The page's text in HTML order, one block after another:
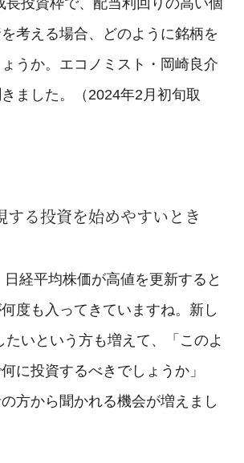
考える場合、どのように銘柄を
うか。エコノミスト・岡崎良介
ました。（2024年2月初旬取
する投資を始めやすいとき
経平均株価が高値を更新すると
度も入ってきていますね。新し
たいという方も増えて、「このよ
に投資するべきでしょうか」
方から聞かれる機会が増えまし